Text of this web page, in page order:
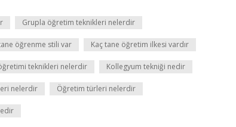
Grupla öğretim teknikleri nelerdir
öğrenme stili var Kaç tane öğretim ilkesi vardır
teknikleri nelerdir Kollegyum tekniği nedir
nelerdir Öğretim türleri nelerdir